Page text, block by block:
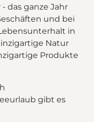
das ganze Jahr
und bei
in
Natur
Produkte
gibt es